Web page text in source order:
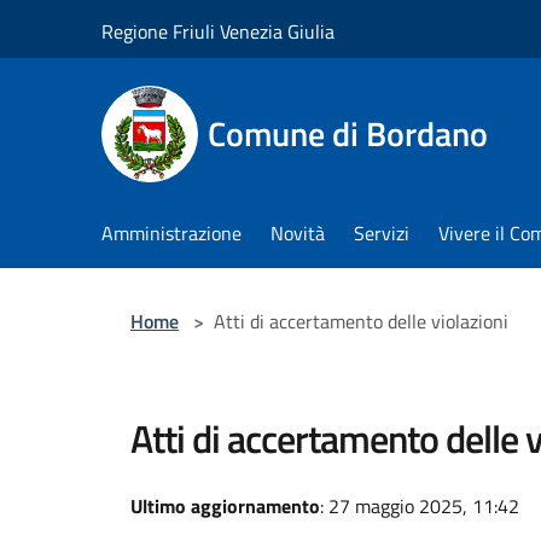
Regione Friuli Venezia Giulia
Comune di Bordano
Amministrazione Novità Servizi Vivere il
Home > Atti di accertamento delle violazioni
Atti di accertamento delle
Ultimo aggiornamento: 27 maggio 2025, 11:42